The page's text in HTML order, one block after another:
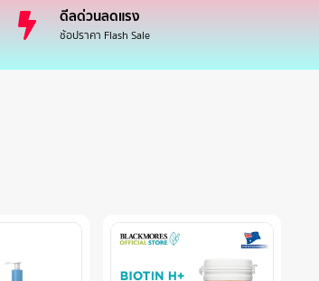
ดีลด่วนลดแรง
ช้อปราคา Flash Sale